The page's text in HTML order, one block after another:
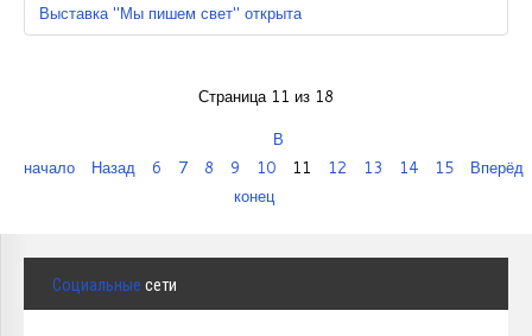
Выставка "Мы пишем свет" открыта
Страница 11 из 18
В
начало
Назад 6 7 8 9 10 11 12 13 14 15
Вперёд
конец
Социальные сети